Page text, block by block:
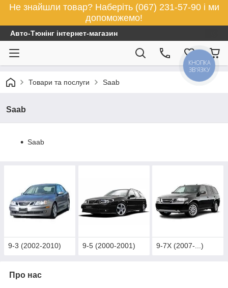
Не знайшли товар? Наберіть (067) 231-57-90 і ми
допоможемо!
Авто-Тюнінг інтернет-магазин
Товари та послуги Saab
Saab
Saab
9-3 (2002-2010) 9-5 (2000-2001) 9-7X (2007-...)
Про нас
КНОПКА
ЗВ'ЯЗКУ